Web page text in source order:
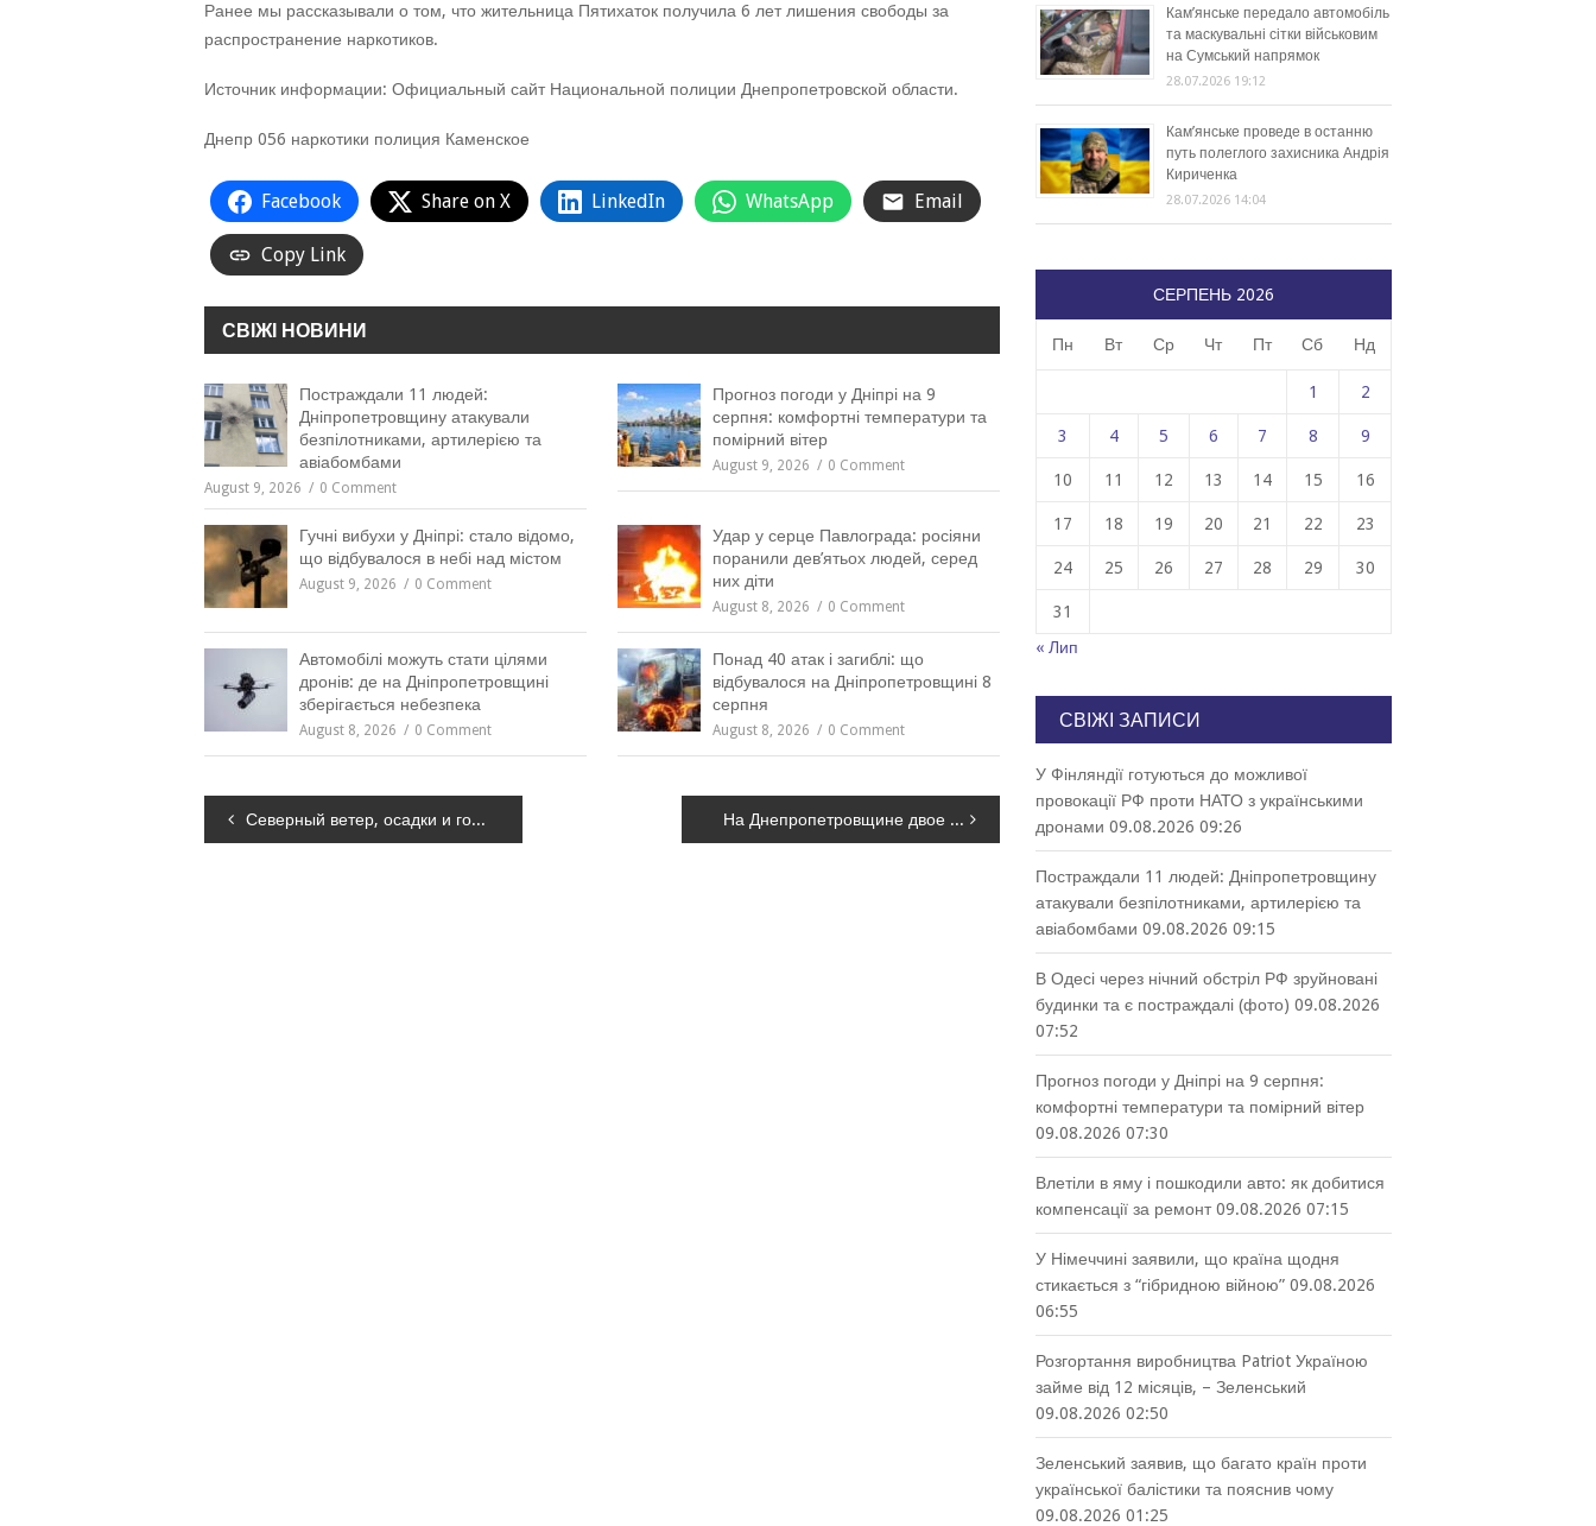
Ранее мы рассказывали о том, что жительница Пятихаток получила 6 лет лишения свободы за
распространение наркотиков.
Источник информации: Официальный сайт Национальной полиции Днепропетровской области.
Днепр 056 наркотики полиция Каменское
Facebook Share on X LinkedIn WhatsApp Email
Copy Link
СВІЖІ НОВИНИ
Постраждали 11 людей:
Дніпропетровщину атакували
безпілотниками, артилерією та
авіабомбами
August 9, 2026 0 Comment
Прогноз погоди у Дніпрі на 9
серпня: комфортні температури та
помірний вітер
August 9, 2026 0 Comment
Гучні вибухи у Дніпрі: стало відомо,
що відбувалося в небі над містом
August 9, 2026 0 Comment
Удар у серце Павлограда: росіяни
поранили дев’ятьох людей, серед
них діти
August 8, 2026 0 Comment
Автомобілі можуть стати цілями
дронів: де на Дніпропетровщині
зберігається небезпека
August 8, 2026 0 Comment
Понад 40 атак і загиблі: що
відбувалося на Дніпропетровщині 8
серпня
August 8, 2026 0 Comment
Навігація
Северный ветер, осадки и гололедица: какой будет погода в Каменском На Днепропетровщине двое мужчин незаконно рубили лес и вывозили древесину на автомобиле, – ФОТО
Кам’янське передало автомобіль
та маскувальні сітки військовим
на Сумський напрямок
28.07.2026 19:12
Кам’янське проведе в останню
путь полеглого захисника Андрія
Кириченка
28.07.2026 14:04
СЕРПЕНЬ 2026
Пн Вт Ср Чт Пт Сб Нд
1 2
3 4 5 6 7 8 9
10 11 12 13 14 15 16
17 18 19 20 21 22 23
24 25 26 27 28 29 30
31
« Лип
СВІЖІ ЗАПИСИ
У Фінляндії готуються до можливої
провокації РФ проти НАТО з українськими
дронами 09.08.2026 09:26
Постраждали 11 людей: Дніпропетровщину
атакували безпілотниками, артилерією та
авіабомбами 09.08.2026 09:15
В Одесі через нічний обстріл РФ зруйновані
будинки та є постраждалі (фото) 09.08.2026
07:52
Прогноз погоди у Дніпрі на 9 серпня:
комфортні температури та помірний вітер
09.08.2026 07:30
Влетіли в яму і пошкодили авто: як добитися
компенсації за ремонт 09.08.2026 07:15
У Німеччині заявили, що країна щодня
стикається з “гібридною війною” 09.08.2026
06:55
Розгортання виробництва Patriot Україною
займе від 12 місяців, – Зеленський
09.08.2026 02:50
Зеленський заявив, що багато країн проти
української балістики та пояснив чому
09.08.2026 01:25